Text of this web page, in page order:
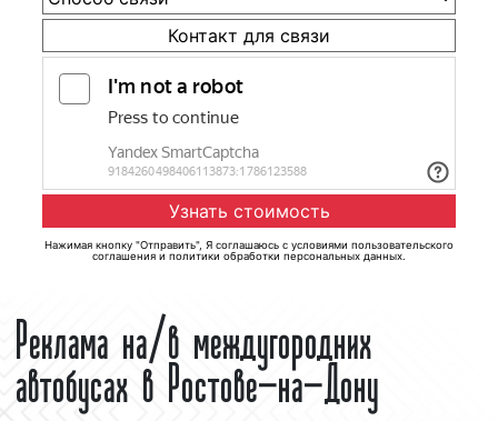
Нажимая кнопку "Отправить", Я соглашаюсь с условиями пользовательского
соглашения и политики обработки персональных данных
Реклама на/в междугородних
автобусах в Ростове-на-Дону